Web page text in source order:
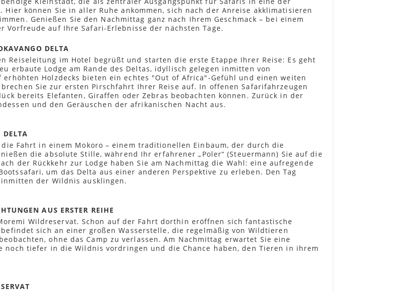
können Sie in aller Ruhe ankommen, sich nach der Anreise akklimatisieren
Genießen Sie den Nachmittag ganz nach Ihrem Geschmack – bei einem
auf Ihre Safari-Erlebnisse der nächsten Tage.
DELTA
Reiseleitung im Hotel begrüßt und starten die erste Etappe Ihrer Reise: Es geht
erbaute Lodge am Rande des Deltas, idyllisch gelegen inmitten von
Holzdecks bieten ein echtes "Out of Africa"-Gefühl und einen weiten
Sie zur ersten Pirschfahrt Ihrer Reise auf. In offenen Safarifahrzeugen
bereits Elefanten, Giraffen oder Zebras beobachten können. Zurück in der
und den Geräuschen der afrikanischen Nacht aus.
Fahrt in einem Mokoro – einem traditionellen Einbaum, der durch die
die absolute Stille, während Ihr erfahrener „Poler“ (Steuermann) Sie auf die
der Rückkehr zur Lodge haben Sie am Nachmittag die Wahl: eine aufregende
um das Delta aus einer anderen Perspektive zu erleben. Den Tag
der Wildnis ausklingen.
AUS ERSTER REIHE
Wildreservat. Schon auf der Fahrt dorthin eröffnen sich fantastische
sich an einer großen Wasserstelle, die regelmäßig von Wildtieren
ohne das Camp zu verlassen. Am Nachmittag erwartet Sie eine
noch tiefer in die Wildnis vordringen und die Chance haben, den Tieren in ihrem